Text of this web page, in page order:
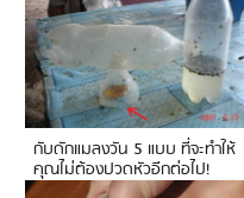
กับดักแมลงวัน 5 แบบ ที่จะทำให้
คุณไม่ต้องปวดหัวอีกต่อไป!